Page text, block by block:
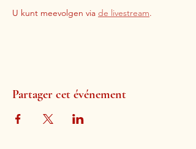
U kunt meevolgen via de livestream.
Partager cet événement